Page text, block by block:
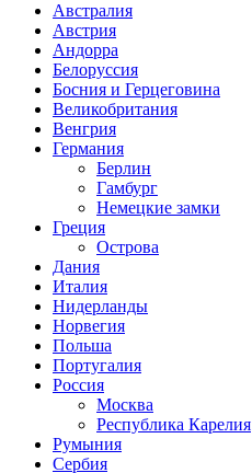
Австралия
Австрия
Андорра
Белоруссия
Босния и Герцеговина
Великобритания
Венгрия
Германия
Берлин
Гамбург
Немецкие замки
Греция
Острова
Дания
Италия
Нидерланды
Норвегия
Польша
Португалия
Россия
Москва
Республика Карелия
Румыния
Сербия